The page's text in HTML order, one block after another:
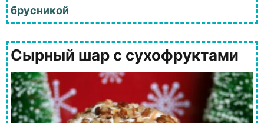
брусникой
Сырный шар с сухофруктами